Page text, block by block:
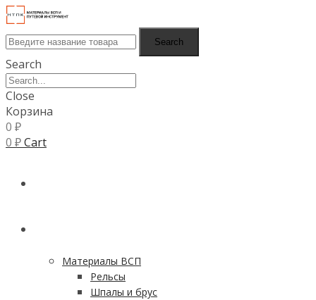
Search
Search
Close
Корзина
0 ₽
0 ₽Cart
Материалы ВСП
Рельсы
Шпалы и брус